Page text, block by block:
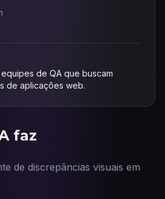
faz
de discrepâncias visuais em
de QA que buscam
de aplicações web.